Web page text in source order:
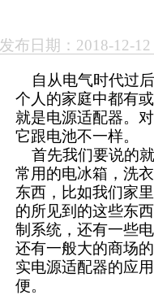
发布日期：2018-12-
自从电气时代过
个人的家庭中都有
就是电源适配器。
它跟电池不一样。
首先我们要说的
常用的电冰箱，洗
东西，比如我们家
的所见到的这些东
制系统，还有一些
还有一般大的商场
实电源适配器的应
便。